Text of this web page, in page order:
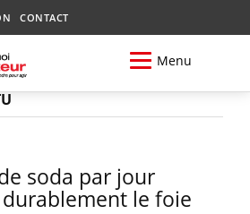
CONTACT
Menu
soda par jour
le foie